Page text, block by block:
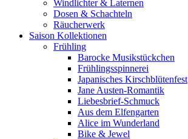
Windlichter & Laternen
Dosen & Schachteln
Räucherwerk
Saison Kollektionen
Frühling
Barocke Musikstückchen
Frühlingsspinnerei
Japanisches Kirschblütenfest
Jane Austen-Romantik
Liebesbrief-Schmuck
Aus dem Elfengarten
Alice im Wunderland
Bike & Jewel